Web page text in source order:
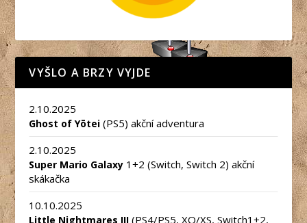
VYŠLO A BRZY VYJDE
2.10.2025
Ghost of Yōtei (PS5) akční adventura
2.10.2025
Super Mario Galaxy 1+2 (Switch, Switch 2) akční
skákačka
10.10.2025
Little Nightmares III (PS4/PS5, XO/XS, Switch1+2,